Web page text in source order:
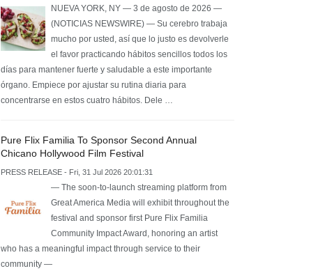
NUEVA YORK, NY — 3 de agosto de 2026 —
(NOTICIAS NEWSWIRE) — Su cerebro trabaja
mucho por usted, así que lo justo es devolverle
el favor practicando hábitos sencillos todos los
días para mantener fuerte y saludable a este importante
órgano. Empiece por ajustar su rutina diaria para
concentrarse en estos cuatro hábitos. Dele …
Pure Flix Familia To Sponsor Second Annual
Chicano Hollywood Film Festival
PRESS RELEASE - Fri, 31 Jul 2026 20:01:31
— The soon-to-launch streaming platform from
Great America Media will exhibit throughout the
festival and sponsor first Pure Flix Familia
Community Impact Award, honoring an artist
who has a meaningful impact through service to their
community —